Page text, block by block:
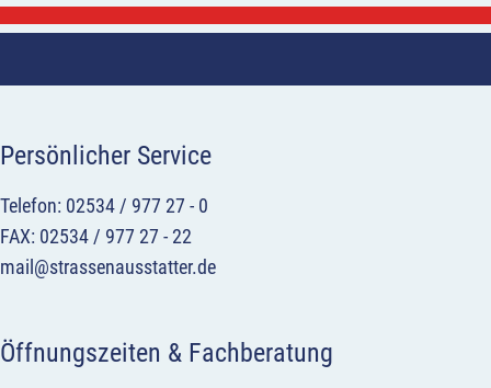
Persönlicher Service
Telefon: 02534 / 977 27 - 0
FAX: 02534 / 977 27 - 22
mail@strassenausstatter.de
Öffnungszeiten & Fachberatung